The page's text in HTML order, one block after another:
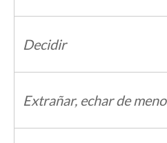
Decidir
Extrañar, echar de